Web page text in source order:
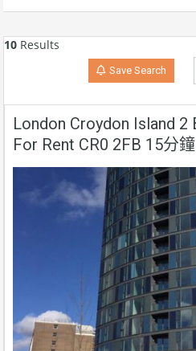
10 Results
Save Search
London Croydon Island
For Rent CR0 2FB 15分